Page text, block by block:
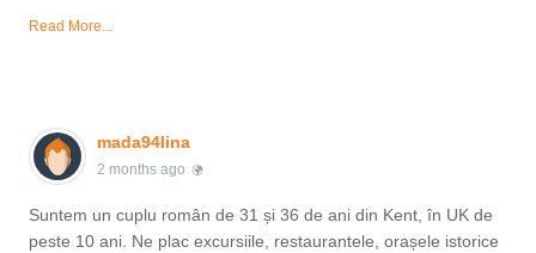
Read More...
mada94lina
2 months ago
Suntem un cuplu român de 31 și 36 de ani din Kent, în UK de
peste 10 ani. Ne plac excursiile, restaurantele, orașele istorice